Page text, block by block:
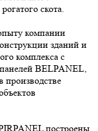
скота.
компании
зданий и
комплекса с
BELPANEL,
производстве
построены